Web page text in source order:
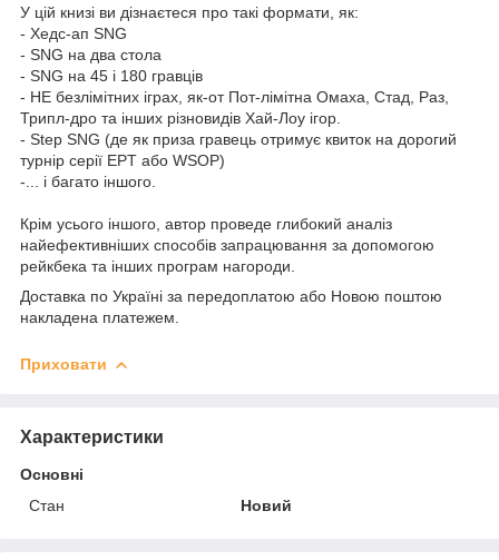
У цій книзі ви дізнаєтеся про такі формати, як:
- Хедс-ап SNG
- SNG на два стола
- SNG на 45 і 180 гравців
- НЕ безлімітних іграх, як-от Пот-лімітна Омаха, Стад, Раз,
Трипл-дро та інших різновидів Хай-Лоу ігор.
- Step SNG (де як приза гравець отримує квиток на дорогий
турнір серії EPT або WSOP)
-... і багато іншого.
Крім усього іншого, автор проведе глибокий аналіз
найефективніших способів запрацювання за допомогою
рейкбека та інших програм нагороди.
Доставка по Україні за передоплатою або Новою поштою
накладена платежем.
Приховати
Характеристики
Основні
Стан
Новий